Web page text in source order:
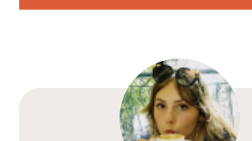
Votre adresse e-mail ne sera pas publiée.
champs obligatoires sont indiqués avec